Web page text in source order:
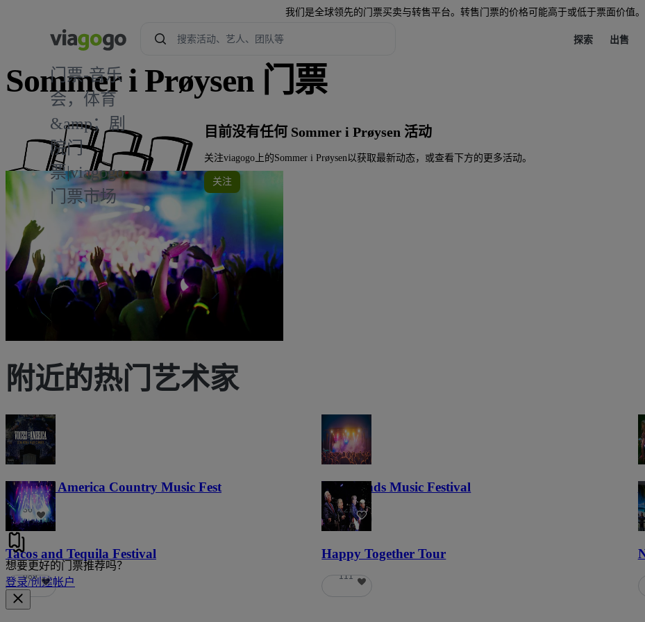
我们是全球领先的门票买卖与转售平台。转售门票的价格可能高于或低于票面价值。
门票-音乐
会，体育
&amp；剧
院门
票|viagogo
门票市场
探索 出售
Sommer i Prøysen 门票
目前没有任何 Sommer i Prøysen 活动
关注viagogo上的Sommer i Prøysen以获取最新动态，或查看下方的更多活动。
关注
附近的热门艺术家
Voices of America Country Music Fest
36
Lost Lands Music Festival
121
Tacos and Tequila Festival
689
Happy Together Tour
111
想要更好的门票推荐吗？
登录/创建帐户